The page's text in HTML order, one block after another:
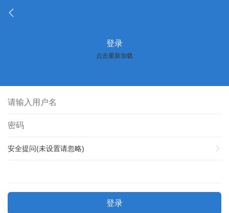
登录
点击重新加载
安全提问(未设置请忽略)
登录